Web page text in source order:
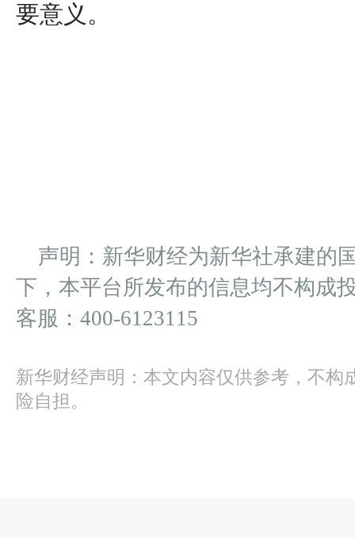
要意义。
声明：新华财经为新华社承建的
下，本平台所发布的信息均不构成
客服：400-6123115
新华财经声明：本文内容仅供参考，不构
险自担。